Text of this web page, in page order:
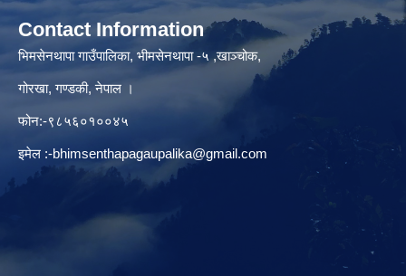
Contact Information
भिमसेनथापा गाउँपालिका, भीमसेनथापा -५ ,खाञ्चोक,
गोरखा, गण्डकी, नेपाल ।
फोन:-९८५६०१००४५
इमेल :-bhimsenthapagaupalika@gmail.com